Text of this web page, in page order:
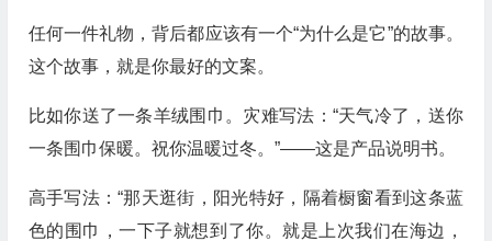
任何一件礼物，背后都应该有一个“为什么是它”的故事。
这个故事，就是你最好的文案。
比如你送了一条羊绒围巾。灾难写法：“天气冷了，送你
一条围巾保暖。祝你温暖过冬。”——这是产品说明书。
高手写法：“那天逛街，阳光特好，隔着橱窗看到这条蓝
色的围巾，一下子就想到了你。就是上次我们在海边，